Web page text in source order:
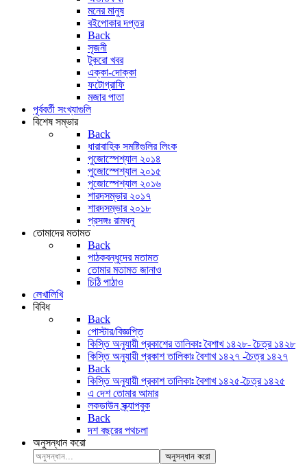
মনের মানুষ
বইপোকার দপ্তর
Back
সৃজনী
টুকরো খবর
এক্কা-দোক্কা
ফটোগ্রাফি
মজার পাতা
পূর্ববর্তী সংখ্যাগুলি
বিশেষ সম্ভার
Back
ধারাবাহিক সমষ্টিগুলির লিংক
পুজোস্পেশ্যাল ২০১৪
পুজোস্পেশ্যাল ২০১৫
পুজোস্পেশ্যাল ২০১৬
শারদসম্ভার ২০১৭
শারদসম্ভার ২০১৮
প্রসঙ্গঃ রামধনু
তোমাদের মতামত
Back
পাঠকবন্ধুদের মতামত
তোমার মতামত জানাও
চিঠি পাঠাও
লেখালিখি
বিবিধ
Back
পোস্টার/বিজ্ঞপ্তি
কিস্তি অনুযায়ী প্রকাশের তালিকাঃ বৈশাখ ১৪২৮- চৈত্র ১৪২৮
কিস্তি অনুযায়ী প্রকাশ তালিকাঃ বৈশাখ ১৪২৭ -চৈত্র ১৪২৭
Back
কিস্তি অনুযায়ী প্রকাশ তালিকাঃ বৈশাখ ১৪২৫-চৈত্র ১৪২৫
এ দেশ তোমার আমার
লকডাউন স্ক্র্যাপবুক
Back
দশ বছরের পথচলা
অনুসন্ধান করো
অনুসন্ধান করো